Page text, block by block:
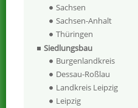
Sachsen
Sachsen-Anhalt
Thüringen
Siedlungsbau
Burgenlandkreis
Dessau-Roßlau
Landkreis Leipzig
Leipzig